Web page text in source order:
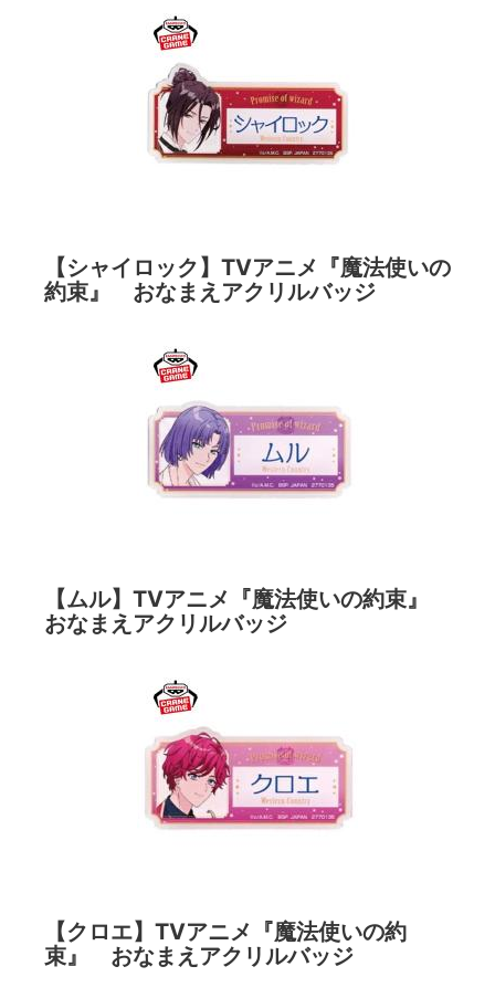
【シャイロック】TVアニメ『魔法使いの
約束』 おなまえアクリルバッジ
【ムル】TVアニメ『魔法使いの約束』
おなまえアクリルバッジ
【クロエ】TVアニメ『魔法使いの約
束』 おなまえアクリルバッジ